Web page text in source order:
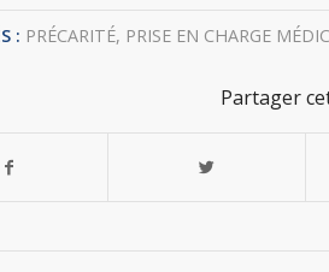
: PRÉCARITÉ, PRISE EN CHARGE
Partager